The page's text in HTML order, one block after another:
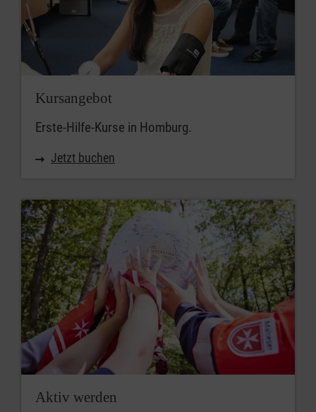
Kursangebot
Erste-Hilfe-Kurse in Homburg.
Jetzt buchen
Aktiv werden